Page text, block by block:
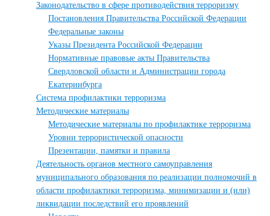
Законодательство в сфере противодействия терроризму
Постановления Правительства Российской Федерации
Федеральные законы
Указы Президента Российской Федерации
Нормативные правовые акты Правительства
Свердловской области и Администрации города
Екатеринбурга
Система профилактики терроризма
Методические материалы
Методические материалы по профилактике терроризма
Уровни террористической опасности
Презентации, памятки и правила
Деятельность органов местного самоуправления
муниципального образования по реализации полномочий в
области профилактики терроризма, минимизации и (или)
ликвидации последствий его проявлений